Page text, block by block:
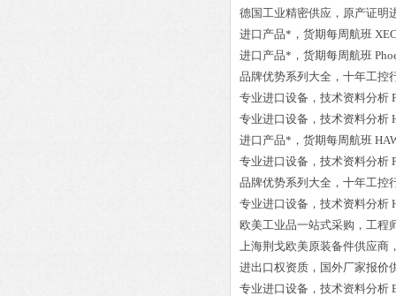
德国工业精密供应，原产证明
进口产品*，货期每周航班
进口产品*，货期每周航班
品牌优势系列大全，十年工控
专业进口设备，技术资料分析
专业进口设备，技术资料分析
进口产品*，货期每周航班
专业进口设备，技术资料分析
品牌优势系列大全，十年工控
专业进口设备，技术资料分析
欧美工业品一站式采购，工程
上海荆戈欧美原装备件供应商
进出口权资质，国外厂家报价
专业进口设备，技术资料分析